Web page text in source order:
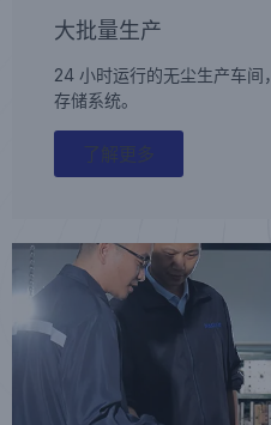
大批量生产
24 小时运行的无尘生产车
存储系统。
了解更多